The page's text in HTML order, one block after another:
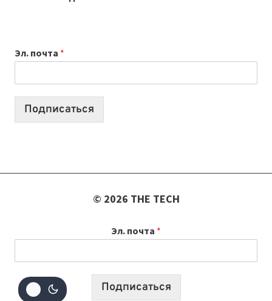
СОЗДАВАТЬ
ПРОДУКТЫ
Эл. почта *
Подписаться
© 2026 THE TECH
Эл. почта *
Подписаться